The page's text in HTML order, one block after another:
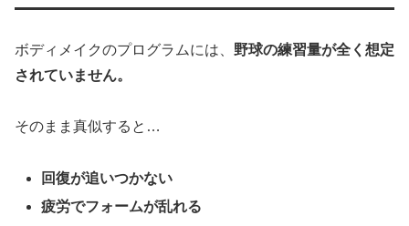
ボディメイクのプログラムには、 野球の練習量が全く想定
されていません。
そのまま真似すると…
回復が追いつかない
疲労でフォームが乱れる